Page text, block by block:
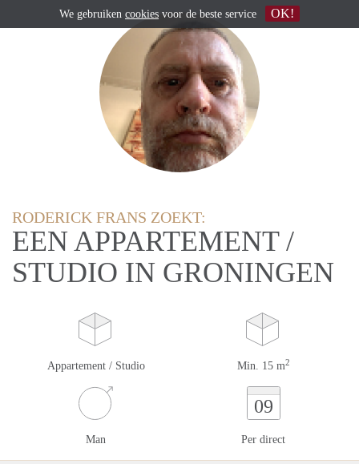
RODERICK FRANS ZOEKT:
EEN APPARTEMENT /
STUDIO IN GRONINGEN
Appartement / Studio Min. 15 m2
Man
09
Per direct
We gebruiken cookies voor de beste service OK!